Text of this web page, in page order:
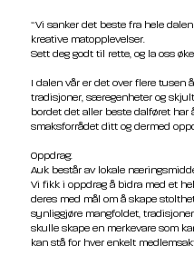
“Vi sanker det beste fra hele
kreative matopplevelser.
Sett deg godt til rette, og la oss
I dalen vår er det over flere tusen
tradisjoner, særegenheter og
bordet det aller beste dalføret har
smaksforrådet ditt og dermed
Oppdrag:
Auk består av lokale
Vi fikk i oppdrag å bidra med et
deres med mål om å skape
synliggjøre mangfoldet,
skulle skape en merkevare som
kan stå for hver enkelt